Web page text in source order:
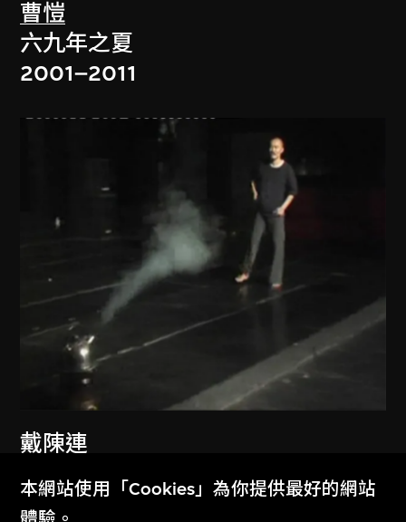
曹愷
六九年之夏
2001–2011
戴陳連
可惜那無情的春風吹落了鮮花吹走了
芬芳並帶着無限的感傷偷偷整理絲裙
本網站使用「Cookies」為你提供最好的網站